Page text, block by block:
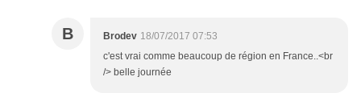
B Brodev 18/07/2017 07:53
c'est vrai comme beaucoup de région en France..<br
/> belle journée